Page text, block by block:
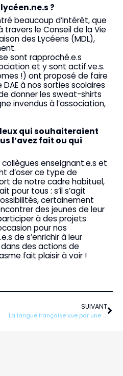
?
beaucoup d’intérêt, que
le Conseil de la Vie
des Lycéens (MDL),
sont rapproché.e.s
et y sont actif.ve.s.
!) ont proposé de faire
à nos sorties scolaires
donner les sweat-shirts
invendus à l’association,
qui souhaiteraient
l’avez fait ou qui
enseignant.e.s et
d’oser ce type de
de notre cadre habituel,
pour tous : s’il s’agit
certainement
des jeunes de leur
à des projets
pour nos
de s’enrichir à leur
des actions de
fait plaisir à voir !
SUIVANT
La langue française vue par une professeure bénévole